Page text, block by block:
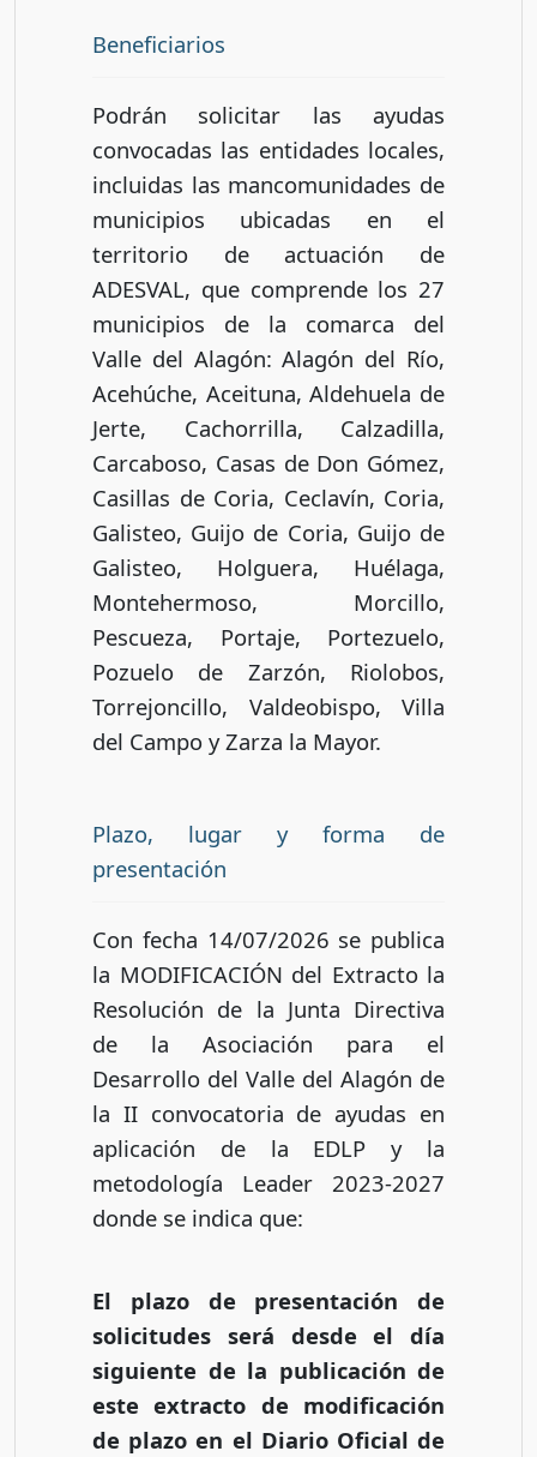
Beneficiarios
Podrán solicitar las ayudas
convocadas las entidades locales,
incluidas las mancomunidades de
municipios ubicadas en el
territorio de actuación de
ADESVAL, que comprende los 27
municipios de la comarca del
Valle del Alagón: Alagón del Río,
Acehúche, Aceituna, Aldehuela de
Jerte, Cachorrilla, Calzadilla,
Carcaboso, Casas de Don Gómez,
Casillas de Coria, Ceclavín, Coria,
Galisteo, Guijo de Coria, Guijo de
Galisteo, Holguera, Huélaga,
Montehermoso, Morcillo,
Pescueza, Portaje, Portezuelo,
Pozuelo de Zarzón, Riolobos,
Torrejoncillo, Valdeobispo, Villa
del Campo y Zarza la Mayor.
Plazo, lugar y forma de
presentación
Con fecha 14/07/2026 se publica
la MODIFICACIÓN del Extracto la
Resolución de la Junta Directiva
de la Asociación para el
Desarrollo del Valle del Alagón de
la II convocatoria de ayudas en
aplicación de la EDLP y la
metodología Leader 2023-2027
donde se indica que:
El plazo de presentación de
solicitudes será desde el día
siguiente de la publicación de
este extracto de modificación
de plazo en el Diario Oficial de